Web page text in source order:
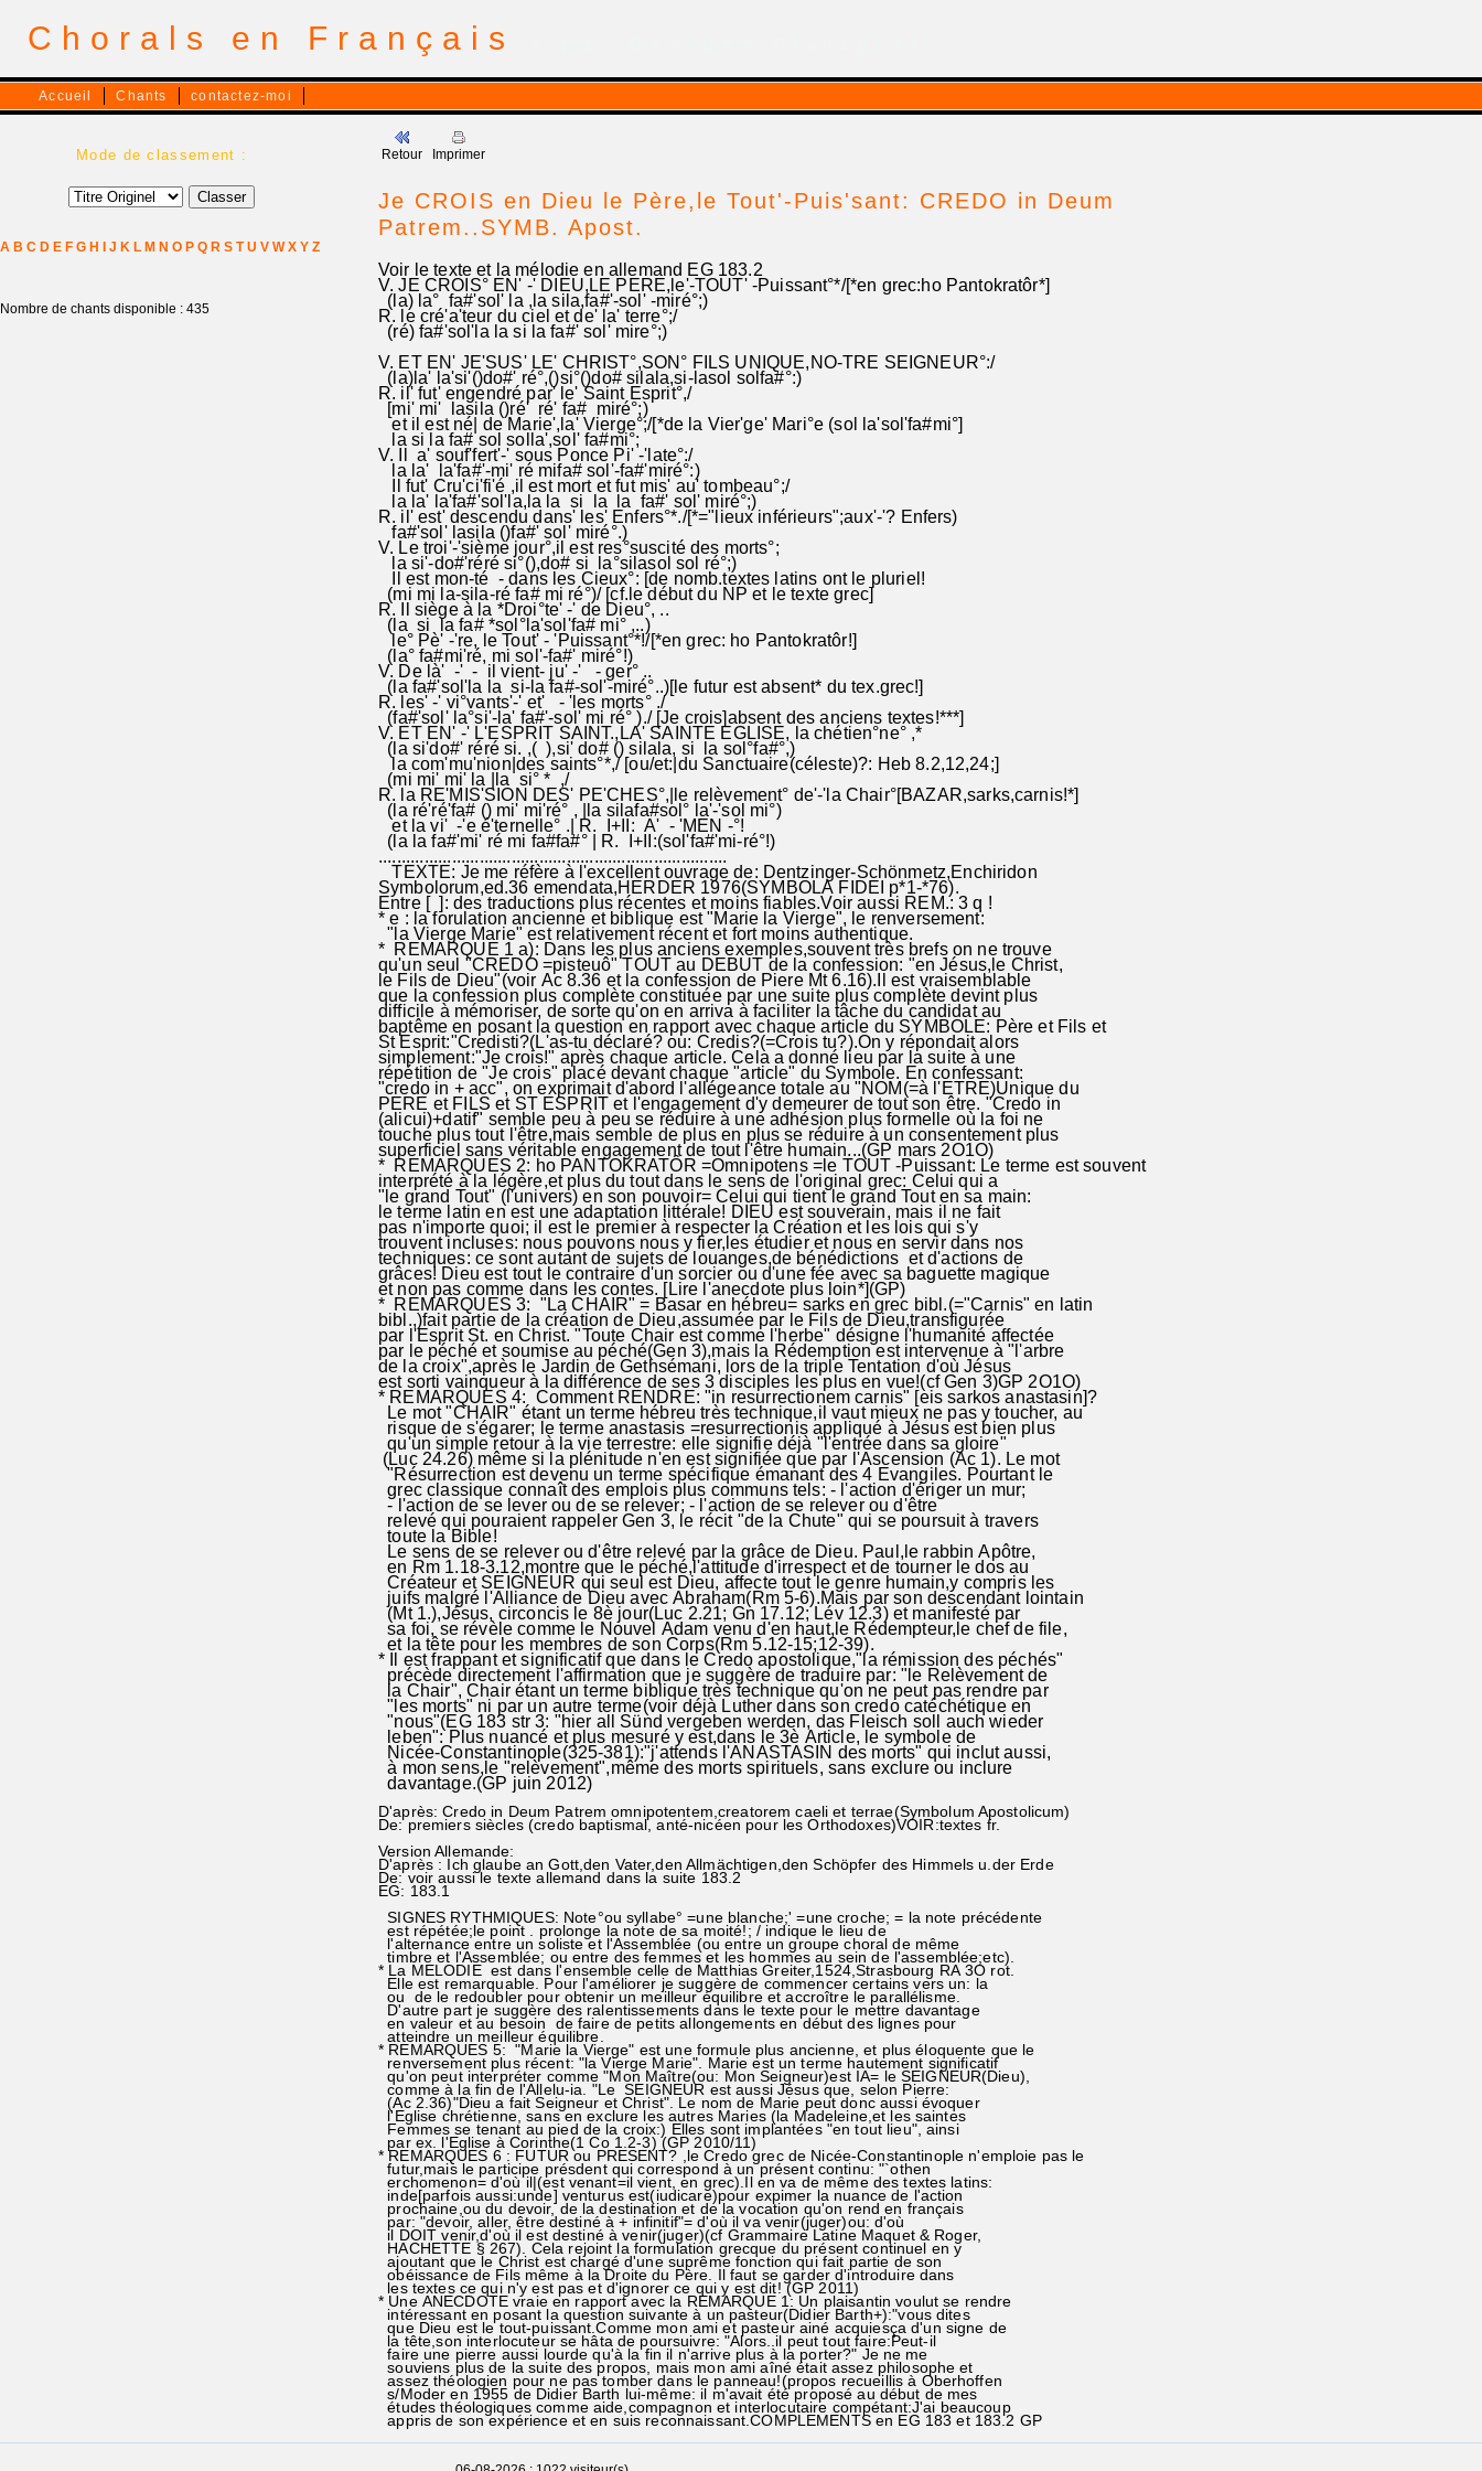
Chorals en Français
Accueil Chants contactez-moi
Mode de classement :
A B C D E F G H J K L M N O P Q R S T U V W X Y Z
Nombre de chants disponible : 435
Retour Imprimer
Je CROIS en Dieu le Père,le Tout'-Puis'sant: CREDO in Deum
Patrem..SYMB. Apost.
Voir le texte et la mélodie en allemand EG 183.2
V. JE CROIS° EN' -' DIEU,LE PERE,le'-TOUT' -Puissant°*/[*en grec:ho Pantokratôr*]
(la) la° fa#'sol' la ,la sila,fa#'-sol' -miré°;)
R. le cré'a'teur du ciel et de' la' terre°;/
(ré) fa#'sol'la la si la fa#' sol' mire°;)
V. ET EN' JE'SUS' LE' CHRIST°,SON° FILS UNIQUE,NO-TRE SEIGNEUR°:/
(la)la' la'si'()do#' ré°,()si°()do# silala,si-lasol solfa#°:)
R. il' fut' engendré par' le' Saint Esprit°,/
[mi' mi' lasila ()ré' ré' fa# miré°;)
et il est né| de Marie',la' Vierge°;/[*de la Vier'ge' Mari°e (sol la'sol'fa#mi°]
la si la fa# sol solla',sol' fa#mi°;
V. Il a' souf'fert'-' sous Ponce Pi' -'late°:/
la la' la'fa#'-mi' ré mifa# sol'-fa#'miré°:)
Il fut' Cru'ci'fi'é ,il est mort et fut mis' au' tombeau°;/
la la' la'fa#'sol'la,la la si la la fa#' sol' miré°;)
R. il' est' descendu dans' les' Enfers°*./[*="lieux inférieurs";aux'-'? Enfers)
fa#'sol' lasila ()fa#' sol' miré°.)
V. Le troi'-'sième jour°,il est res°suscité des morts°;
la si'-do#'réré si°(),do# si la°silasol sol ré°;)
Il est mon-té - dans les Cieux°: [de nomb.textes latins ont le pluriel!
(mi mi la-sila-ré fa# mi ré°)/ [cf.le début du NP et le texte grec]
R. Il siège à la *Droi°te' -' de Dieu°, ..
(la si la fa# *sol°la'sol'fa# mi° ,..)
le° Pè' -'re, le Tout' - 'Puissant°*!/[*en grec: ho Pantokratôr!]
(la° fa#mi'ré, mi sol'-fa#' miré°!)
V. De là' -' - il vient- ju' -' - ger° ..
(la fa#'sol'la la si-la fa#-sol'-miré°..)[le futur est absent* du tex.grec!]
R. les' -' vi°vants'-' et' - 'les morts° ./
(fa#'sol' la°si'-la' fa#'-sol' mi ré° )./ [Je crois]absent des anciens textes!***]
V. ET EN' -' L'ESPRIT SAINT.,LA' SAINTE EGLISE, la chétien°ne° ,*
(la si'do#' réré si. ,( ),si' do# () silala, si la sol°fa#°,)
la com'mu'nion|des saints°*,/ [ou/et:|du Sanctuaire(céleste)?: Heb 8.2,12,24;]
(mi mi' mi' la |la si° * ,/
R. la RE'MIS'SION DES' PE'CHES°,|le relèvement° de'-'la Chair°[BAZAR,sarks,carnis!*]
(la ré'ré'fa# () mi' mi'ré° , |la silafa#sol° la'-'sol mi°)
et la vi' -'e é'ternelle° .| R. I+II: A' - 'MEN -°!
(la la fa#'mi' ré mi fa#fa#° | R. I+II:(sol'fa#'mi-ré°!)
............................................................................
TEXTE: Je me réfère à l'excellent ouvrage de: Dentzinger-Schönmetz,Enchiridon
Symbolorum,ed.36 emendata,HERDER 1976(SYMBOLA FIDEI p*1-*76).
Entre [ ]: des traductions plus récentes et moins fiables.Voir aussi REM.: 3 q !
* e : la forulation ancienne et biblique est "Marie la Vierge", le renversement:
"la Vierge Marie" est relativement récent et fort moins authentique.
* REMARQUE 1 a): Dans les plus anciens exemples,souvent très brefs on ne trouve
qu'un seul "CREDO =pisteuô" TOUT au DEBUT de la confession: "en Jésus,le Christ,
le Fils de Dieu"(voir Ac 8.36 et la confession de Piere Mt 6.16).Il est vraisemblable
que la confession plus complète constituée par une suite plus complète devint plus
difficile à mémoriser, de sorte qu'on en arriva à faciliter la tâche du candidat au
baptême en posant la question en rapport avec chaque article du SYMBOLE: Père et Fils et
St Esprit:"Credisti?(L'as-tu déclaré? ou: Credis?(=Crois tu?).On y répondait alors
simplement:"Je crois!" après chaque article. Cela a donné lieu par la suite à une
répétition de "Je crois" placé devant chaque "article" du Symbole. En confessant:
"credo in + acc", on exprimait d'abord l'allégeance totale au "NOM(=à l'ETRE)Unique du
PERE et FILS et ST ESPRIT et l'engagement d'y demeurer de tout son être. "Credo in
(alicui)+datif" semble peu à peu se réduire à une adhésion plus formelle où la foi ne
touche plus tout l'être,mais semble de plus en plus se réduire à un consentement plus
superficiel sans véritable engagement de tout l'être humain...(GP mars 2O1O)
* REMARQUES 2: ho PANTOKRATÔR =Omnipotens =le TOUT -Puissant: Le terme est souvent
interprété à la légère,et plus du tout dans le sens de l'original grec: Celui qui a
"le grand Tout" (l'univers) en son pouvoir= Celui qui tient le grand Tout en sa main:
le terme latin en est une adaptation littérale! DIEU est souverain, mais il ne fait
pas n'importe quoi; il est le premier à respecter la Création et les lois qui s'y
trouvent incluses: nous pouvons nous y fier,les étudier et nous en servir dans nos
techniques: ce sont autant de sujets de louanges,de bénédictions et d'actions de
grâces! Dieu est tout le contraire d'un sorcier ou d'une fée avec sa baguette magique
et non pas comme dans les contes. [Lire l'anecdote plus loin*](GP)
* REMARQUES 3: "La CHAIR" = Basar en hébreu= sarks en grec bibl.(="Carnis" en latin
bibl.,)fait partie de la création de Dieu,assumée par le Fils de Dieu,transfigurée
par l'Esprit St. en Christ. "Toute Chair est comme l'herbe" désigne l'humanité affectée
par le péché et soumise au péché(Gen 3),mais la Rédemption est intervenue à "l'arbre
de la croix",après le Jardin de Gethsémani, lors de la triple Tentation d'où Jésus
est sorti vainqueur à la différence de ses 3 disciples les plus en vue!(cf Gen 3)GP 2O1O)
* REMARQUES 4: Comment RENDRE: "in resurrectionem carnis" [eis sarkos anastasin]?
Le mot "CHAIR" étant un terme hébreu très technique,il vaut mieux ne pas y toucher, au
risque de s'égarer; le terme anastasis =resurrectionis appliqué à Jésus est bien plus
qu'un simple retour à la vie terrestre: elle signifie déjà "l'entrée dans sa gloire"
(Luc 24.26) même si la plénitude n'en est signifiée que par l'Ascension (Ac 1). Le mot
"Résurrection est devenu un terme spécifique émanant des 4 Evangiles. Pourtant le
grec classique connaît des emplois plus communs tels: - l'action d'ériger un mur;
- l'action de se lever ou de se relever; - l'action de se relever ou d'être
relevé qui pouraient rappeler Gen 3, le récit "de la Chute" qui se poursuit à travers
toute la Bible!
Le sens de se relever ou d'être relevé par la grâce de Dieu. Paul,le rabbin Apôtre,
en Rm 1.18-3.12,montre que le péché,l'attitude d'irrespect et de tourner le dos au
Créateur et SEIGNEUR qui seul est Dieu, affecte tout le genre humain,y compris les
juifs malgré l'Alliance de Dieu avec Abraham(Rm 5-6).Mais par son descendant lointain
(Mt 1.),Jésus, circoncis le 8è jour(Luc 2.21; Gn 17.12; Lév 12.3) et manifesté par
sa foi, se révèle comme le Nouvel Adam venu d'en haut,le Rédempteur,le chef de file,
et la tête pour les membres de son Corps(Rm 5.12-15;12-39).
* Il est frappant et significatif que dans le Credo apostolique,"la rémission des péchés"
précède directement l'affirmation que je suggère de traduire par: "le Relèvement de
la Chair", Chair étant un terme biblique très technique qu'on ne peut pas rendre par
"les morts" ni par un autre terme(voir déjà Luther dans son credo catéchétique en
"nous"(EG 183 str 3: "hier all Sünd vergeben werden, das Fleisch soll auch wieder
leben": Plus nuancé et plus mesuré y est,dans le 3è Article, le symbole de
Nicée-Constantinople(325-381):"j'attends l'ANASTASIN des morts" qui inclut aussi,
à mon sens,le "relèvement",même des morts spirituels, sans exclure ou inclure
davantage.(GP juin 2012)
D'après: Credo in Deum Patrem omnipotentem,creatorem caeli et terrae(Symbolum Apostolicum)
De: premiers siècles (credo baptismal, anté-nicéen pour les Orthodoxes)VOIR:textes fr.
Version Allemande:
D'après : Ich glaube an Gott,den Vater,den Allmächtigen,den Schöpfer des Himmels u.der Erde
De: voir aussi le texte allemand dans la suite 183.2
EG: 183.1
SIGNES RYTHMIQUES: Note°ou syllabe° =une blanche;' =une croche; = la note précédente
est répétée;le point . prolonge la note de sa moité!; / indique le lieu de
l'alternance entre un soliste et l'Assemblée (ou entre un groupe choral de même
timbre et l'Assemblée; ou entre des femmes et les hommes au sein de l'assemblée;etc).
* La MELODIE est dans l'ensemble celle de Matthias Greiter,1524,Strasbourg RA 3O rot.
Elle est remarquable. Pour l'améliorer je suggère de commencer certains vers un: la
ou de le redoubler pour obtenir un meilleur équilibre et accroître le parallélisme.
D'autre part je suggère des ralentissements dans le texte pour le mettre davantage
en valeur et au besoin de faire de petits allongements en début des lignes pour
atteindre un meilleur équilibre.
* REMARQUES 5: "Marie la Vierge" est une formule plus ancienne, et plus éloquente que le
renversement plus récent: "la Vierge Marie". Marie est un terme hautement significatif
qu'on peut interpréter comme "Mon Maître(ou: Mon Seigneur)est IA= le SEIGNEUR(Dieu),
comme à la fin de l'Allelu-ia. "Le SEIGNEUR est aussi Jésus que, selon Pierre:
(Ac 2.36)"Dieu a fait Seigneur et Christ". Le nom de Marie peut donc aussi évoquer
l'Eglise chrétienne, sans en exclure les autres Maries (la Madeleine,et les saintes
Femmes se tenant au pied de la croix:) Elles sont implantées "en tout lieu", ainsi
par ex. l'Eglise à Corinthe(1 Co 1.2-3) (GP 2010/11)
* REMARQUES 6 : FUTUR ou PRESENT? ,le Credo grec de Nicée-Constantinople n'emploie pas le
futur,mais le participe présdent qui correspond à un présent continu: "`othen
erchomenon= d'où il|(est venant=il vient, en grec).Il en va de même des textes latins:
inde[parfois aussi:unde] venturus est(iudicare)pour expimer la nuance de l'action
prochaine,ou du devoir, de la destination et de la vocation qu'on rend en français
par: "devoir, aller, être destiné à + infinitif"= d'où il va venir(juger)ou: d'où
il DOIT venir,d'où il est destiné à venir(juger)(cf Grammaire Latine Maquet & Roger,
HACHETTE § 267). Cela rejoint la formulation grecque du présent continuel en y
ajoutant que le Christ est chargé d'une suprême fonction qui fait partie de son
obéissance de Fils même à la Droite du Père. Il faut se garder d'introduire dans
les textes ce qui n'y est pas et d'ignorer ce qui y est dit! (GP 2011)
* Une ANECDOTE vraie en rapport avec la REMARQUE 1: Un plaisantin voulut se rendre
intéressant en posant la question suivante à un pasteur(Didier Barth+):"vous dites
que Dieu est le tout-puissant.Comme mon ami et pasteur ainé acquiesça d'un signe de
la tête,son interlocuteur se hâta de poursuivre: "Alors..il peut tout faire:Peut-il
faire une pierre aussi lourde qu'à la fin il n'arrive plus à la porter?" Je ne me
souviens plus de la suite des propos, mais mon ami aîné était assez philosophe et
assez théologien pour ne pas tomber dans le panneau!(propos recueillis à Oberhoffen
s/Moder en 1955 de Didier Barth lui-même: il m'avait été proposé au début de mes
études théologiques comme aide,compagnon et interlocutaire compétant:J'ai beaucoup
appris de son expérience et en suis reconnaissant.COMPLEMENTS en EG 183 et 183.2 GP